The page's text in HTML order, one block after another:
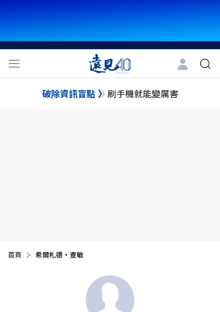
破除資訊盲點 刷手機就能變厲害
首頁 目前頁面：
希爾札德‧查敏